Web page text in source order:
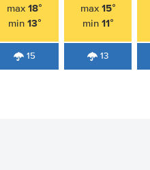
max18°
min 13°
15
max 15°
min 11°
13